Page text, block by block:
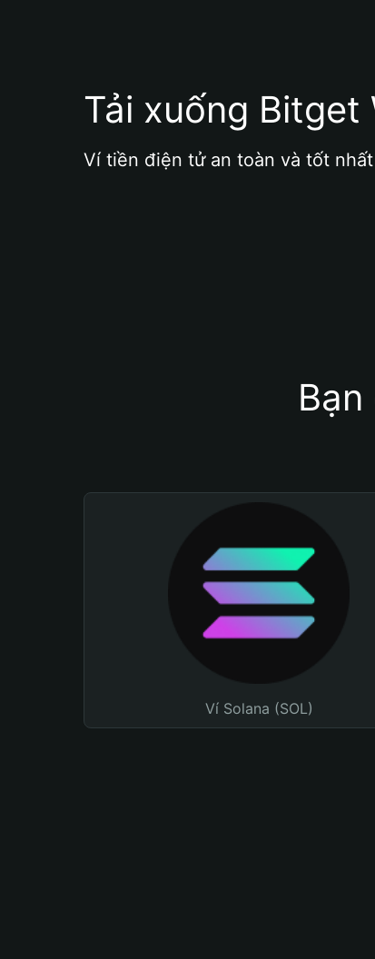
Tải xuống Bitget
Ví tiền điện tử an toàn và tốt
Ví Solana (SOL)